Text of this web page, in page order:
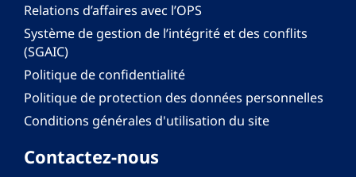
Relations d’affaires avec l’OPS
Système de gestion de l’intégrité et des conflits
(SGAIC)
Politique de confidentialité
Politique de protection des données personnelles
Conditions générales d'utilisation du site
Contactez-nous